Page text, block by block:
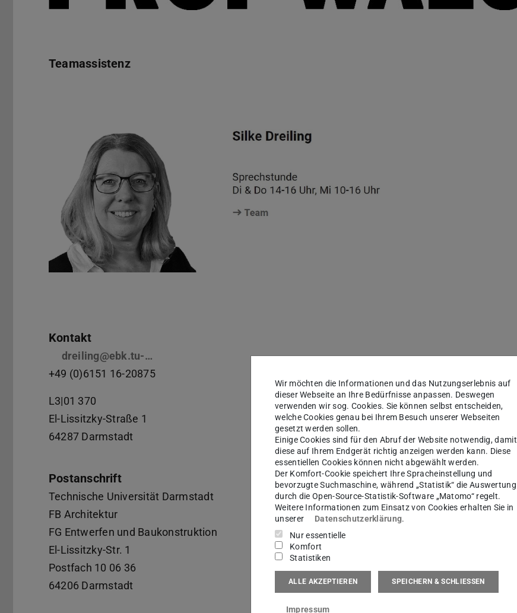
Teamassistenz
Sprechstunde Di & Do 14-16 Uhr, Mi 10-16 Uhr
Kontakt
dreiling@ebk.tu-…
+49 (0)6151 16-20875
L3|01 370
El-Lissitzky-Straße 1
64287 Darmstadt
Postanschrift
Technische Universität Darmstadt
FB Architektur
FG Entwerfen und Baukonstruktion
El-Lissitzky-Str. 1
Postfach 10 06 36
64206 Darmstadt
Wir möchten die Informationen und das Nutzungserlebnis auf
dieser Webseite an Ihre Bedürfnisse anpassen. Deswegen
verwenden wir sog. Cookies. Sie können selbst entscheiden,
welche Cookies genau bei Ihrem Besuch unserer Webseiten
gesetzt werden sollen.
Einige Cookies sind für den Abruf der Website notwendig, damit
diese auf Ihrem Endgerät richtig anzeigen werden kann. Diese
essentiellen Cookies können nicht abgewählt werden.
Der Komfort-Cookie speichert Ihre Spracheinstellung und
bevorzugte Suchmaschine, während „Statistik“ die Auswertung
durch die Open-Source-Statistik-Software „Matomo“ regelt.
Weitere Informationen zum Einsatz von Cookies erhalten Sie in
unserer
Datenschutzerklärung.
Nur essentielle
Komfort
Statistiken
ALLE AKZEPTIEREN SPEICHERN & SCHLIESSEN
Impressum